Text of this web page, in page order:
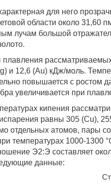
для него
области около 31,60
лучам большой
плавления
и 12,6 (Аu) кДж/моль.
повышается с ростом
увеличивается при
кипения
равны 305 (Сu),
отдельных атомов, пары
температурах 1000-1300
Э2:Э составляет
данные: